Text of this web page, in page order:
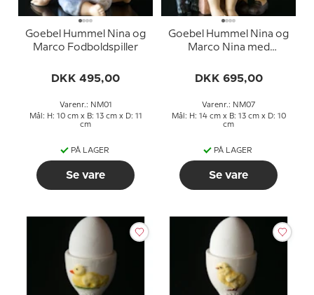
Goebel Hummel Nina og
Marco Fodboldspiller
DKK 495,00
Varenr.: NM01
Mål: H: 10 cm x B: 13 cm x D: 11
cm
PÅ LAGER
Se vare
Goebel Hummel Nina og
Marco Nina med
DKK 695,00
Varenr.: NM07
Mål: H: 14 cm x B: 13 cm x D: 10
cm
PÅ LAGER
Se vare